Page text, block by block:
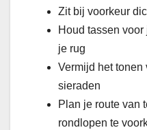
Zit bij voorkeur
Houd tassen
je rug
Vermijd het tonen
sieraden
Plan je route van
rondlopen te